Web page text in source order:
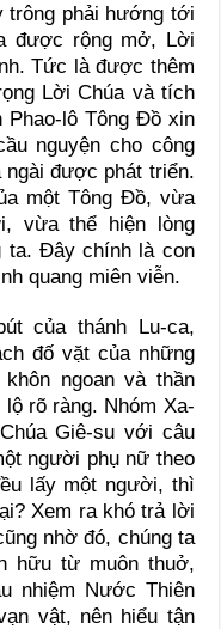
trông phải hướng tới
được rộng mở, Lời
Tức là được thêm
Lời Chúa và tích
Phao-lô Tông Đồ xin
nguyện cho công
ngài được phát triển.
một Tông Đồ, vừa
vừa thể hiện lòng
ta. Đây chính là con
quang miên viễn.
của thánh Lu-ca,
đố vặt của những
ngoan và thần
rõ ràng. Nhóm Xa-
Giê-su với câu
người phụ nữ theo
lấy một người, thì
Xem ra khó trả lời
nhờ đó, chúng ta
hữu từ muôn thuở,
nhiệm Nước Thiên
vật, nên hiểu tận